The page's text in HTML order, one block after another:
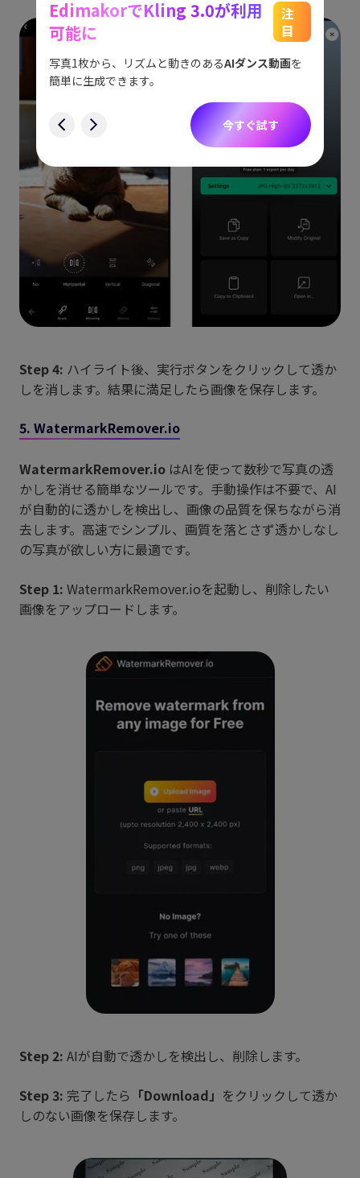
Step 4: ハイライト後、実行ボタンをクリックして透か
しを消します。結果に満足したら画像を保存します。
5. WatermarkRemover.io
WatermarkRemover.io はAIを使って数秒で写真の透
かしを消せる簡単なツールです。手動操作は不要で、AI
が自動的に透かしを検出し、画像の品質を保ちながら消
去します。高速でシンプル、画質を落とさず透かしなし
の写真が欲しい方に最適です。
Step 1: WatermarkRemover.ioを起動し、削除したい
画像をアップロードします。
Step 2: AIが自動で透かしを検出し、削除します。
Step 3: 完了したら 「Download」 をクリックして透か
しのない画像を保存します。
スム
EdimakorでKling 3.0が利用
可能に
注
目
写真1枚から、リズムと動きのあるAIダンス動画を
簡単に生成できます。
今すぐ試す
アイ